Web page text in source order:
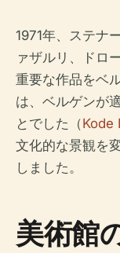
1971年、ステナ
ァザルリ、ドロ
重要な作品をベ
は、ベルゲンが
とでした（Kode
文化的な景観を
しました。
美術館